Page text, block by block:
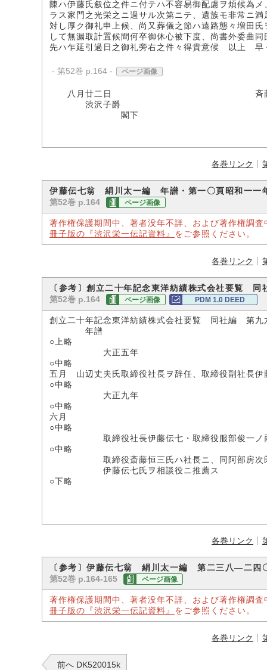
陳ハ伊藤氏叙位之件ニ付テハ不容易御配慮ヲ煩候為
ラス家門之光栄之ニ過サル次第ニテ、遺族モ非常ニ
対し厚ク御礼申上候、尚又葬儀之節ハ遠路態々増田
して無漏取計置候間何卒御休心被下度、尚書外委曲
先ハ乍延引過日之御礼旁右之件々得貴意候 以上 早
- 第52巻 p.164 - ページ画像
八月廿二日 斉藤
渋沢子爵
閣下
各巻リンク
伊藤伝七翁 絹川太一編 年譜・第一〇頁昭和一一
第52巻 p.164 ページ画像
著作権保護期間中、著者没年不詳、および著作権調
冊子版の『渋沢栄一伝記資料』 をご参照ください。
各巻リンク
〔参考〕創立二十年記念東洋紡績株式会社要覧
第52巻 p.164 ページ画像 PDM 1.0 DEED
創立二十年記念東洋紡績株式会社要覧 同社編 第九
年譜
○上略
大正五年
○中略
五月 山辺丈夫氏取締役社長ヲ辞任、取締役副社長伊
○中略
大正九年
○中略
六月
○中略
取締役社長伊藤伝七・取締役服部俊一ノ両
○中略
取締役斎藤恒三氏ハ社長ニ、同阿部房次郎・
伊藤伝七氏ヲ相談役ニ推薦ス
○下略
各巻リンク
〔参考〕伊藤伝七翁 絹川太一編 第二三八―二四
第52巻 p.164-165 ページ画像
著作権保護期間中、著者没年不詳、および著作権調
冊子版の『渋沢栄一伝記資料』 をご参照ください。
各巻リンク
前へ DK520015k